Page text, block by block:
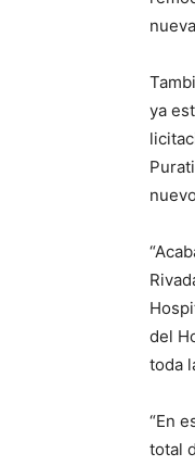
ya
del
toda
“En
total